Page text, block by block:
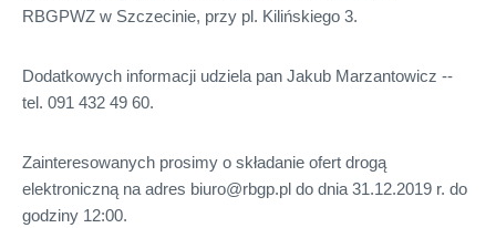
RBGPWZ w Szczecinie, przy pl. Kilińskiego 3.
Dodatkowych informacji udziela pan Jakub Marzantowicz --
tel. 091 432 49 60.
Zainteresowanych prosimy o składanie ofert drogą
elektroniczną na adres biuro@rbgp.pl do dnia 31.12.2019 r. do
godziny 12:00.